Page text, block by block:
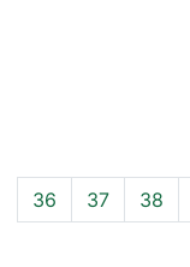
36 37 38